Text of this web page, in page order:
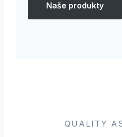
Naše produkty
QUALITY